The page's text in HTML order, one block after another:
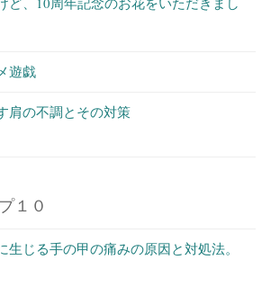
遊戯
肩の不調とその対策
１０
生じる手の甲の痛みの原因と対処法。